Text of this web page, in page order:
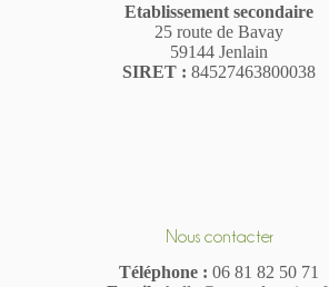
Etablissement secondaire
25 route de Bavay
59144 Jenlain
SIRET : 84527463800038
Nous contacter
Téléphone : 06 81 82 50 71